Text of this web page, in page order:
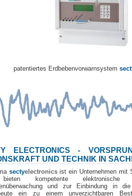
patentiertes Erdbebenvorwarnsystem
ELECTRONICS -
UND TECHNIK IN
sectyelectronicsist ein Unternehmen mit
kompetente elektronische
und zur Einbindung in
ein zu einem unverzichtbaren